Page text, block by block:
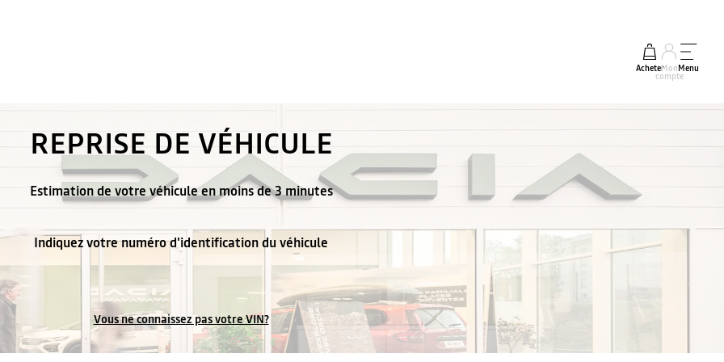
AcheterMon
compte
Menu
REPRISE DE VÉHICULE
Estimation de votre véhicule en moins de 3 minutes
Indiquez votre numéro d'identification du véhicule
Vous ne connaissez pas votre VIN?